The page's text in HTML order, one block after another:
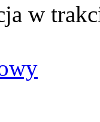
w